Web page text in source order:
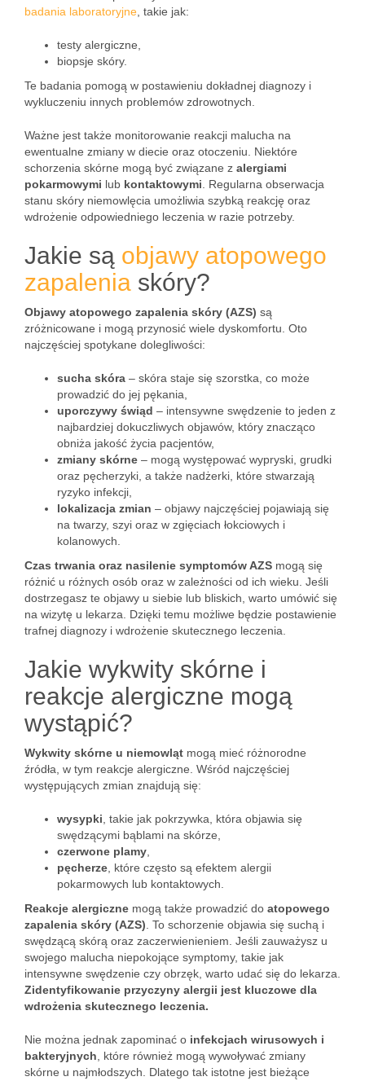
badania laboratoryjne , takie jak:
testy alergiczne,
biopsje skóry.
Te badania pomogą w postawieniu dokładnej diagnozy i
wykluczeniu innych problemów zdrowotnych.
Ważne jest także monitorowanie reakcji malucha na
ewentualne zmiany w diecie oraz otoczeniu. Niektóre
schorzenia skórne mogą być związane z alergiami
pokarmowymi lub kontaktowymi . Regularna obserwacja
stanu skóry niemowlęcia umożliwia szybką reakcję oraz
wdrożenie odpowiedniego leczenia w razie potrzeby.
Jakie są objawy atopowego
zapalenia skóry?
Objawy atopowego zapalenia skóry (AZS) są
zróżnicowane i mogą przynosić wiele dyskomfortu. Oto
najczęściej spotykane dolegliwości:
sucha skóra – skóra staje się szorstka, co może
prowadzić do jej pękania,
uporczywy świąd – intensywne swędzenie to jeden z
najbardziej dokuczliwych objawów, który znacząco
obniża jakość życia pacjentów,
zmiany skórne – mogą występować wypryski, grudki
oraz pęcherzyki, a także nadżerki, które stwarzają
ryzyko infekcji,
lokalizacja zmian – objawy najczęściej pojawiają się
na twarzy, szyi oraz w zgięciach łokciowych i
kolanowych.
Czas trwania oraz nasilenie symptomów AZS mogą się
różnić u różnych osób oraz w zależności od ich wieku. Jeśli
dostrzegasz te objawy u siebie lub bliskich, warto umówić się
na wizytę u lekarza. Dzięki temu możliwe będzie postawienie
trafnej diagnozy i wdrożenie skutecznego leczenia.
Jakie wykwity skórne i
reakcje alergiczne mogą
wystąpić?
Wykwity skórne u niemowląt mogą mieć różnorodne
źródła, w tym reakcje alergiczne. Wśród najczęściej
występujących zmian znajdują się:
wysypki , takie jak pokrzywka, która objawia się
swędzącymi bąblami na skórze,
czerwone plamy
pęcherze , które często są efektem alergii
pokarmowych lub kontaktowych.
Reakcje alergiczne mogą także prowadzić do atopowego
zapalenia skóry (AZS) . To schorzenie objawia się suchą i
swędzącą skórą oraz zaczerwienieniem. Jeśli zauważysz u
swojego malucha niepokojące symptomy, takie jak
intensywne swędzenie czy obrzęk, warto udać się do lekarza.
Zidentyfikowanie przyczyny alergii jest kluczowe dla
wdrożenia skutecznego leczenia.
Nie można jednak zapominać o infekcjach wirusowych i
bakteryjnych , które również mogą wywoływać zmiany
skórne u najmłodszych. Dlatego tak istotne jest bieżące